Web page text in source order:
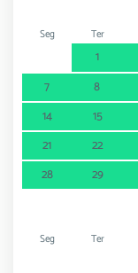
Seg Ter
1
7
8
14
15
21
22
28
29
Seg Ter